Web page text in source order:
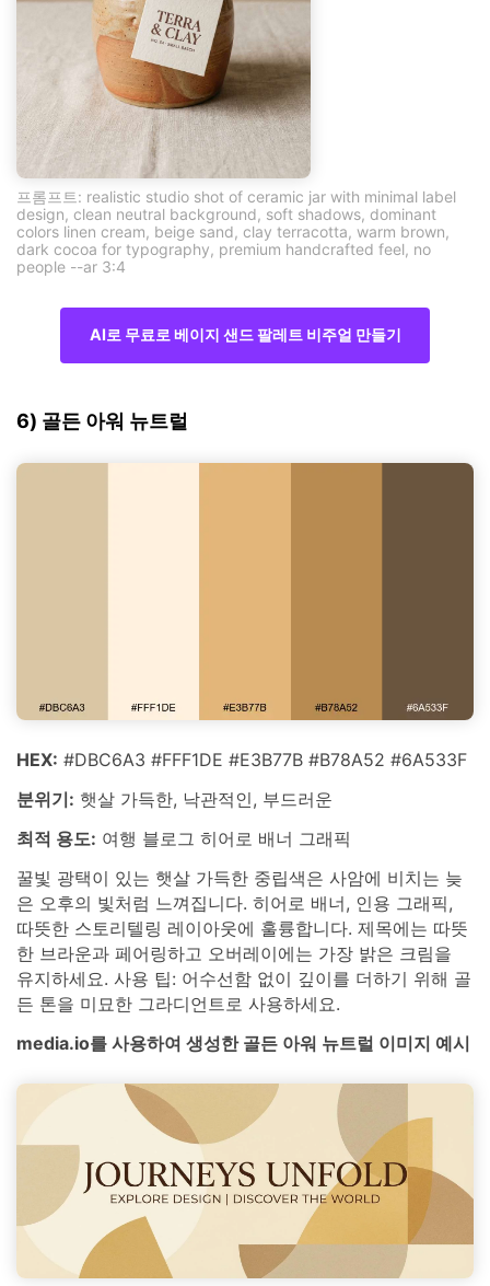
프롬프트: realistic studio shot of ceramic jar with minimal label
design, clean neutral background, soft shadows, dominant
colors linen cream, beige sand, clay terracotta, warm brown,
dark cocoa for typography, premium handcrafted feel, no
people --ar 3:4
AI로 무료로 베이지 샌드 팔레트 비주얼 만들기
6) 골든 아워 뉴트럴
HEX: #DBC6A3 #FFF1DE #E3B77B #B78A52 #6A533F
분위기: 햇살 가득한, 낙관적인, 부드러운
최적 용도: 여행 블로그 히어로 배너 그래픽
꿀빛 광택이 있는 햇살 가득한 중립색은 사암에 비치는 늦
은 오후의 빛처럼 느껴집니다. 히어로 배너, 인용 그래픽,
따뜻한 스토리텔링 레이아웃에 훌륭합니다. 제목에는 따뜻
한 브라운과 페어링하고 오버레이에는 가장 밝은 크림을
유지하세요. 사용 팁: 어수선함 없이 깊이를 더하기 위해 골
든 톤을 미묘한 그라디언트로 사용하세요.
media.io를 사용하여 생성한 골든 아워 뉴트럴 이미지 예시